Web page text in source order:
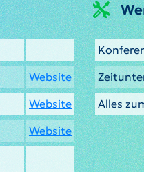
Website
Website
Website
Alles